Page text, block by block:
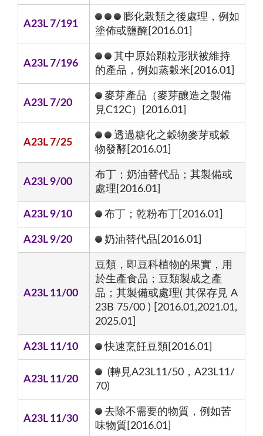
A23L 7/191
膨化榖類之後處理，例如
塗佈或鹽醃[2016.01]
A23L 7/196
其中原始顆粒形狀被維持
的產品，例如蒸穀米[2016.01]
A23L 7/20
麥芽產品（麥芽釀造之製備
見C12C）[2016.01]
A23L 7/25
透過糖化之穀物麥芽或穀
物發酵[2016.01]
A23L 9/00
布丁；奶油替代品；其製備或
處理[2016.01]
A23L 9/10 布丁；乾粉布丁[2016.01]
A23L 9/20 奶油替代品[2016.01]
A23L 11/00
豆類，即豆科植物的果實，用
於生產食品；豆類製成之產
品；其製備或處理( 其保存見 A
23B 75/00 ) [2016.01,2021.01,
2025.01]
A23L 11/10 快速烹飪豆類[2016.01]
A23L 11/20
(轉見A23L11/50，A23L11/
70)
A23L 11/30
去除不需要的物質，例如苦
味物質[2016.01]